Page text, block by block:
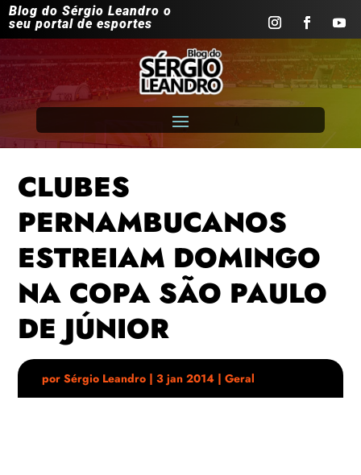
Blog do Sérgio Leandro o
seu portal de esportes
CLUBES
PERNAMBUCANOS
ESTREIAM DOMINGO
NA COPA SÃO PAULO
DE JÚNIOR
porSérgio Leandro |3 jan 2014 |Geral